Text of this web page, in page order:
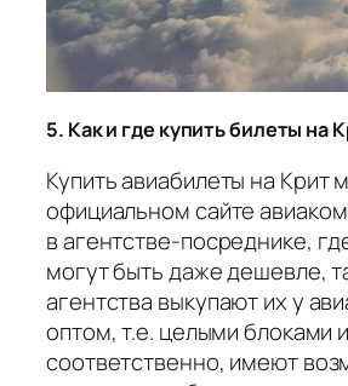
5. Как и где купить билеты на
Купить авиабилеты на Крит
официальном сайте
в агентстве-посреднике,
могут быть даже дешевле,
агентства выкупают их у
оптом, т.е. целыми блоками
соответственно, имеют